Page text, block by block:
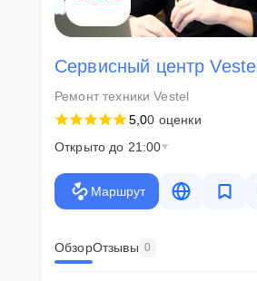
Сервисный центр Vestel
Ремонт техники Vestel
5,00 оценки
Открыто до 21:00
Маршрут
ОбзорОтзывы 0